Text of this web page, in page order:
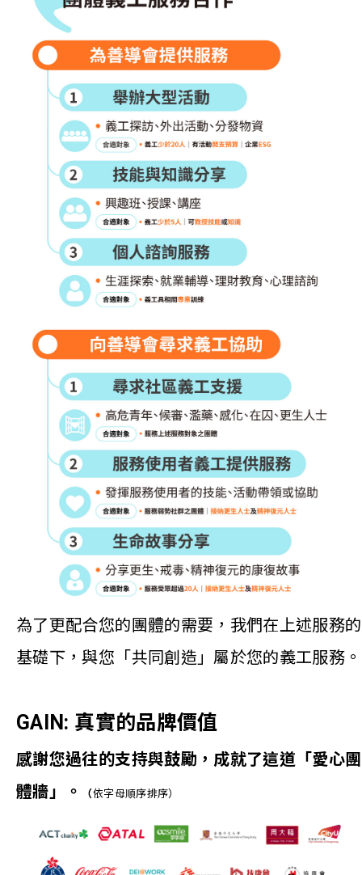
為了更配合您的團體的需要，我們在上述服務的
基礎下，與您「共同創造」屬於您的義工服務。
GAIN: 真實的品牌價值
感謝您過往的支持與鼓勵，成就了這道「愛心團
體牆」。
（依字母順序排序）